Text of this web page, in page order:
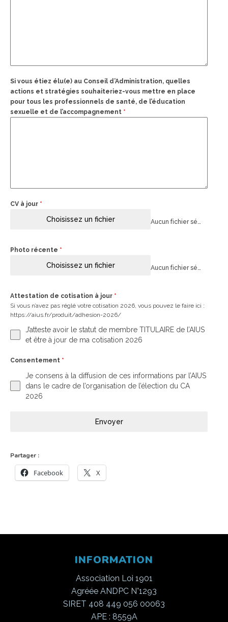
Si vous étiez élu(e) au Conseil d’Administration, quelles
actions et stratégies souhaiteriez-vous mettre en place
pour tous les professionnels de santé, de l’éducation
sexuelle et de l’accompagnement *
CV à jour *
Choisissez un fichier
Photo récente *
Choisissez un fichier
Attestation de cotisation à jour *
Si vous n’avez pas réglé votre cotisation 2026, vous pouvez le faire ici :
https://aius.fr/produit/adhesion-2026/
J’atteste avoir le statut de membre TITULAIRE de l’AIUS
et être à jour de ma cotisation 2026
Consentement *
Je consens à la diffusion de ces informations par l’AIUS
dans le cadre de l’organisation de l’élection du CA
2026
Envoyer
Partager :
Facebook X
INFORMATION
Association Loi 1901
Agréée ANDPC N°1293
SIRET 408 449 056 00063
APE : 8559A